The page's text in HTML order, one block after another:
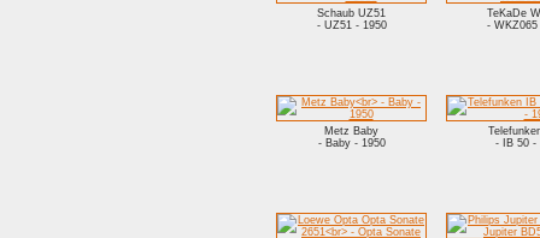
Schaub UZ51
- UZ51 - 1950
TeKaDe
- WKZ065
Metz Baby
- Baby - 1950
- IB 50 -